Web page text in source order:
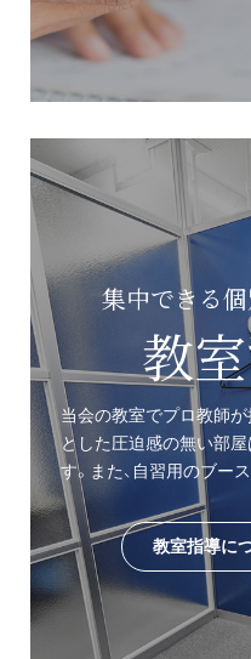
集中できる
教
当会の教室でプロ教師
とした圧迫感の無い部
す。また、自習用のブー
教室指導に